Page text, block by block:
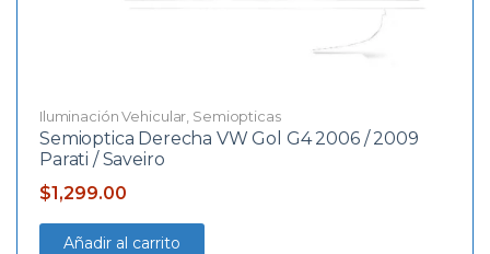
Iluminación Vehicular Semiopticas
Semioptica Derecha VW Gol G4 2006 / 2009
Parati / Saveiro
$1,299.00
Añadir al carrito